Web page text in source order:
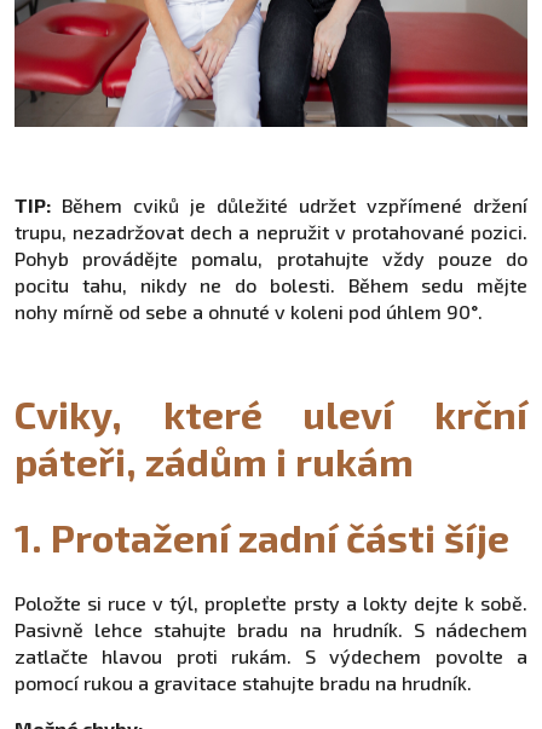
TIP: Během cviků je důležité udržet vzpřímené držení
trupu, nezadržovat dech a nepružit v protahované pozici.
Pohyb provádějte pomalu, protahujte vždy pouze do
pocitu tahu, nikdy ne do bolesti. Během sedu mějte
nohy mírně od sebe a ohnuté v koleni pod úhlem 90°.
Cviky, které uleví krční
páteři, zádům i rukám
1. Protažení zadní části šíje
Položte si ruce v týl, propleťte prsty a lokty dejte k sobě.
Pasivně lehce stahujte bradu na hrudník. S nádechem
zatlačte hlavou proti rukám. S výdechem povolte a
pomocí rukou a gravitace stahujte bradu na hrudník.